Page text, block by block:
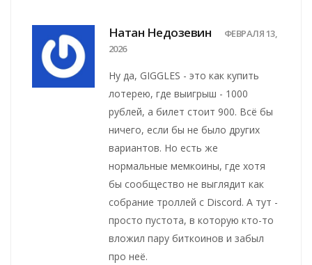
Натан Недозевин
ФЕВРАЛЯ 13,
2026
Ну да, GIGGLES - это как купить
лотерею, где выигрыш - 1000
рублей, а билет стоит 900. Всё бы
ничего, если бы не было других
вариантов. Но есть же
нормальные мемкоины, где хотя
бы сообщество не выглядит как
собрание троллей с Discord. А тут -
просто пустота, в которую кто-то
вложил пару биткоинов и забыл
про неё.